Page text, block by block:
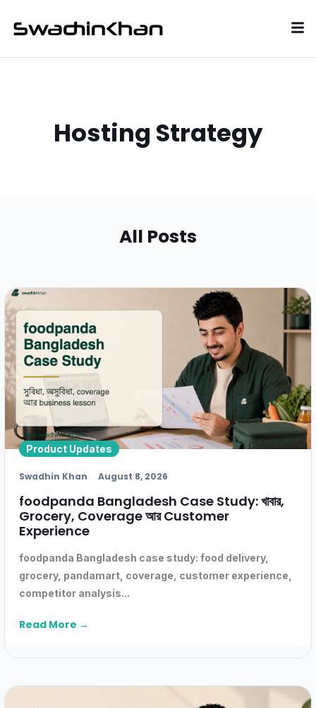
Hosting Strategy
All Posts
Product Updates
Swadhin Khan August 8, 2026
foodpanda Bangladesh Case Study: খাবার,
Grocery, Coverage আর Customer
Experience
foodpanda Bangladesh case study: food delivery,
grocery, pandamart, coverage, customer experience,
competitor analysis...
Read More →